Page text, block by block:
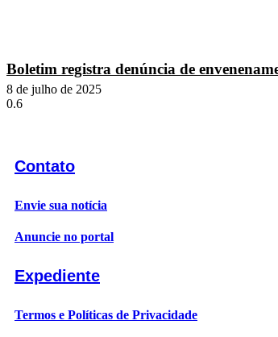
Boletim registra denúncia de
8 de julho de 2025
Contato
Envie sua notícia
Anuncie no portal
Expediente
Termos e Políticas de Privacidade